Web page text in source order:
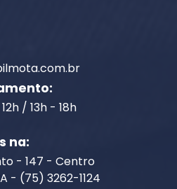
/ 13h - 18h
na:
- 147 - Centro
- (75) 3262-1124